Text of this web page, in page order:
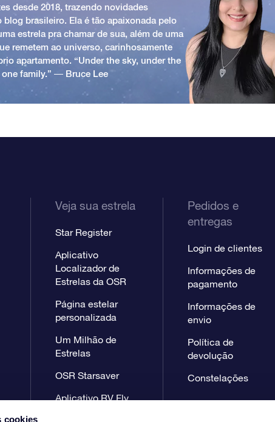
cookies
desde 2018, trazendo novidades
blog brasileiro. Ela é tão apaixonada pelo
estrela pra chamar de sua, além de uma
remetem ao universo, carinhosamente
apartamento. “Under the sky, under the
family.” ― Bruce Lee
Veja sua estrela
Star Register
Aplicativo
Localizador de
Estrelas da OSR
Página estelar
personalizada
Um Milhão de
Estrelas
OSR Starsaver
Aplicativo RV Fly
Pedidos e
entregas
Login de clientes
Informações de
pagamento
Informações de
envio
Política de
devolução
Constelações